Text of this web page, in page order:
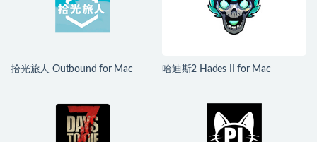
拾光旅人 Outbound for Mac
哈迪斯2 Hades II for Mac